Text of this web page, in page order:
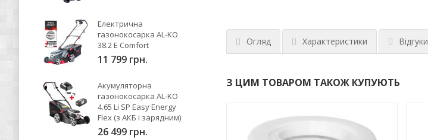
Огляд Характеристики Відгуки
З ЦИМ ТОВАРОМ ТАКОЖ КУПУЮТЬ
Електрична
газонокосарка AL-KO
38.2 E Comfort
11 799 грн.
Акумуляторна
газонокосарка AL-KO
4.65 Li SP Easy Energy
Flex (з АКБ і зарядним)
26 499 грн.